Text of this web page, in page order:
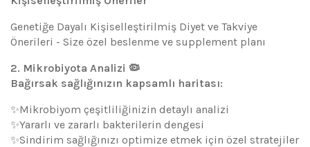
Genetiğe Dayalı Kişiselleştirilmiş Diyet ve Takviye
Önerileri - Size özel beslenme ve supplement planı
2. Mikrobiyota Analizi 🦠
Bağırsak sağlığınızın kapsamlı haritası:
✨Mikrobiyom çeşitliliğinizin detaylı analizi
✨Yararlı ve zararlı bakterilerin dengesi
✨Sindirim sağlığınızı optimize etmek için özel stratejiler